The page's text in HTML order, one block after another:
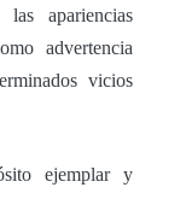
apariencias
advertencia
vicios
ejemplar y